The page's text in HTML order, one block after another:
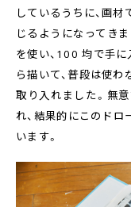
しているうちに、画
じるようになってき
を使い、100 均で手
ら描いて、普段は使
取り入れました。無
れ、結果的にこのド
います。